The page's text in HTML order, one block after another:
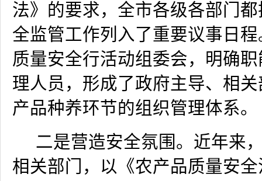
法》的要求，全市各级各部门
全监管工作列入了重要议事日
质量安全行活动组委会，明确
理人员，形成了政府主导、相
产品种养环节的组织管理体系。
二是营造安全氛围。近年来
相关部门，以《农产品质量安